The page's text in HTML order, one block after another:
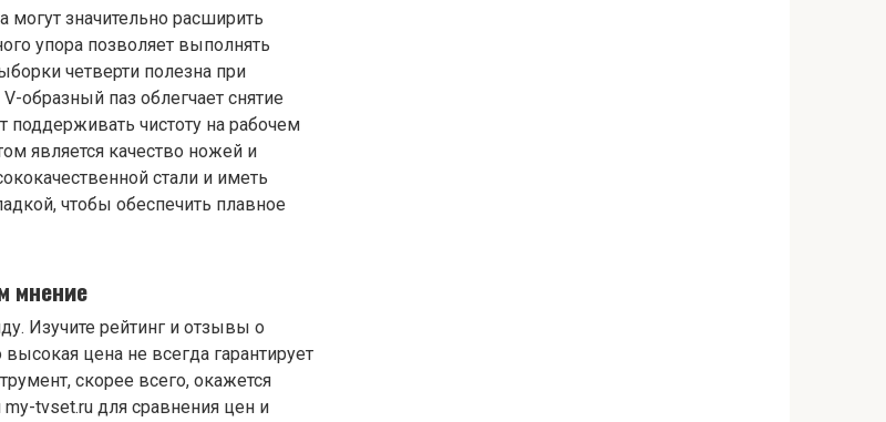
могут значительно расширить
упора позволяет выполнять
четверти полезна при
образный паз облегчает снятие
чистоту на рабочем
является качество ножей и
стали и иметь
чтобы обеспечить плавное
мнение
Изучите рейтинг и отзывы о
цена не всегда гарантирует
скорее всего, окажется
tvset.ru для сравнения цен и